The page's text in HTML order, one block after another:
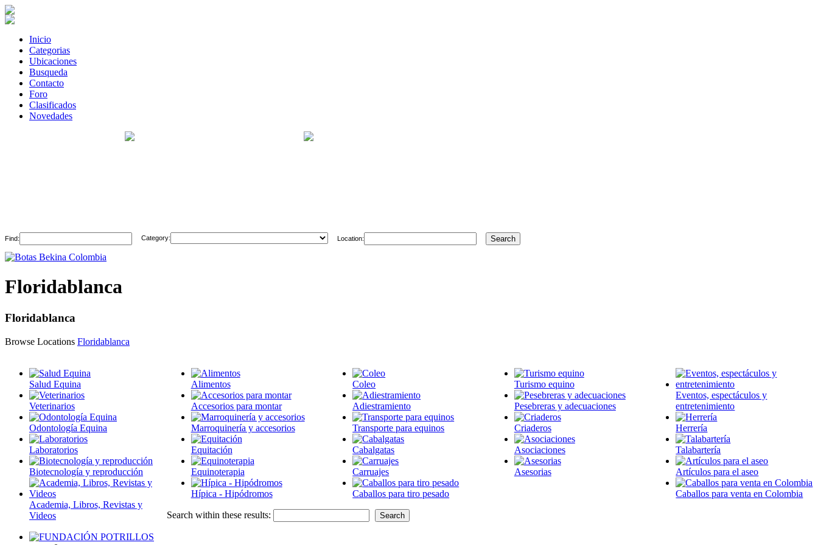
Inicio
Categorias
Ubicaciones
Busqueda
Contacto
Foro
Clasificados
Novedades
Find: Category: Location:
Floridablanca
Floridablanca
Browse Locations Floridablanca
Salud Equina
Veterinarios
Odontología Equina
Laboratorios
Biotecnología y reproducción
Academia, Libros, Revistas y
Videos
Alimentos
Accesorios para montar
Marroquinería y accesorios
Equitación
Equinoterapia
Hípica - Hipódromos
Coleo
Adiestramiento
Transporte para equinos
Cabalgatas
Carruajes
Caballos para tiro pesado
Turismo equino
Pesebreras y adecuaciones
Criaderos
Asociaciones
Asesorias
Eventos, espectáculos y
entretenimiento
Herrería
Talabartería
Artículos para el aseo
Caballos para venta en Colombia
Search within these results: